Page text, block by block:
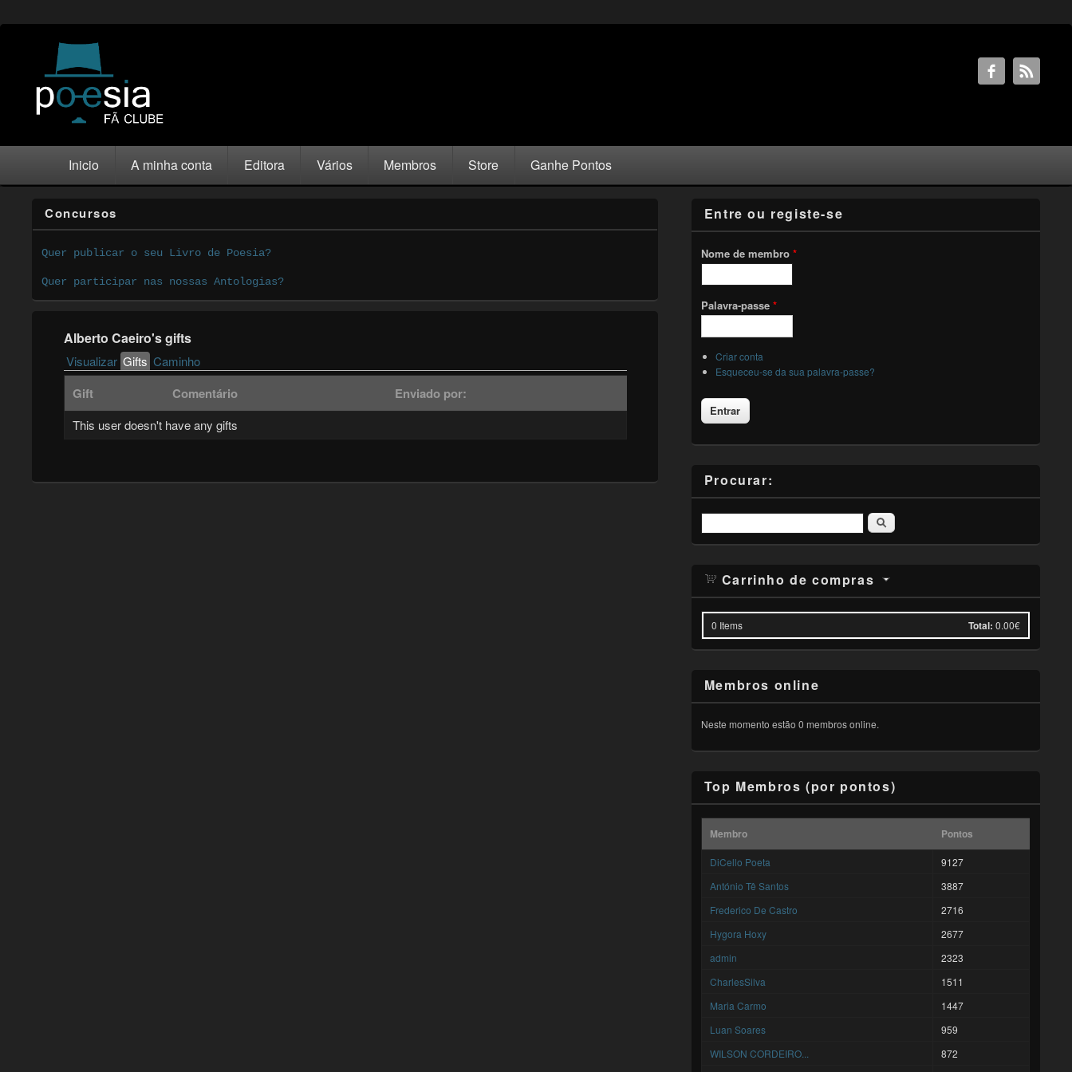
Inicio A minha conta Editora Vários Membros Store Ganhe Pontos
Concursos
Quer publicar o seu Livro de Poesia?
Quer participar nas nossas Antologias?
Alberto Caeiro's gifts
Primary tabs
Visualizar Gifts (active tab)
Caminho
Gift Comentário Enviado por:
This user doesn't have any gifts
Entre ou registe-se
Nome de membro *
Palavra-passe *
Criar conta
Esqueceu-se da sua palavra-passe?
Procurar:
Pesquisar
Carrinho de compras
0 Items Total: 0.00€
Membros online
Neste momento estão 0 membros online.
Top Membros (por pontos)
Membro Pontos
DiCello Poeta
9127
António Tê Santos
3887
Frederico De Castro
2716
Hygora Hoxy
2677
admin
2323
CharlesSilva
1511
Maria Carmo
1447
Luan Soares
959
WILSON CORDEIRO...
872